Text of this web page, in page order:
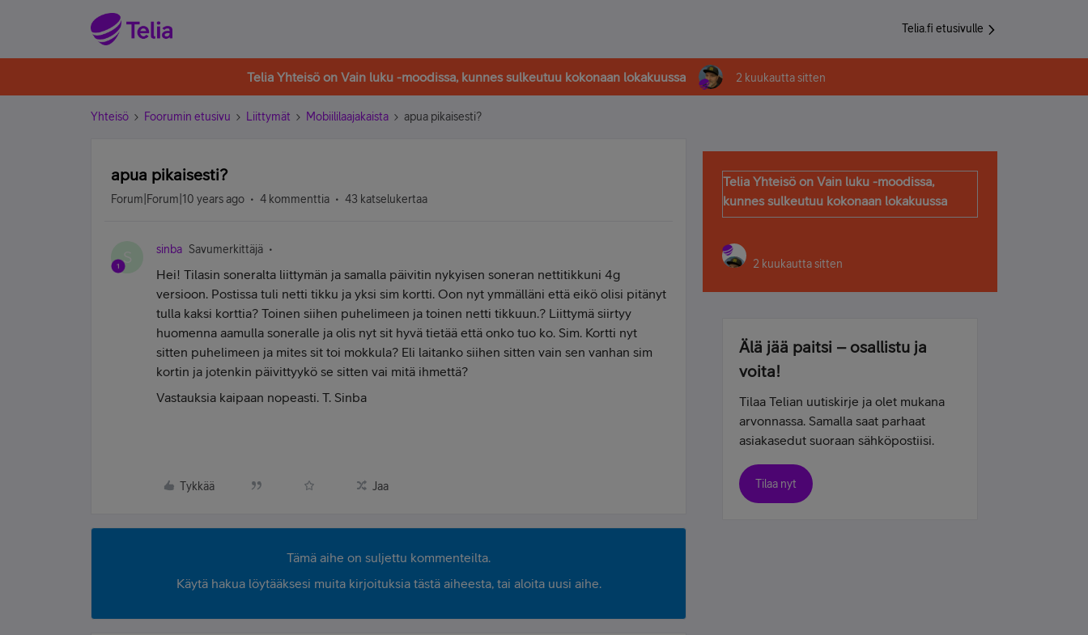
Telia.fi etusivulle
Telia Yhteisö on Vain luku -moodissa, kunnes sulkeutuu kokonaan lokakuussa 2 kuukautta sitten
Yhteisö Foorumin etusivu Liittymät Mobiililaajakaista apua pikaisesti?
apua pikaisesti?
Forum|Forum|10 years ago 4 kommenttia 43 katselukertaa
S sinba Savumerkittäjä
Hei! Tilasin soneralta liittymän ja samalla päivitin nykyisen soneran nettitikkuni 4g
versioon. Postissa tuli netti tikku ja yksi sim kortti. Oon nyt ymmälläni että eikö olisi pitänyt
tulla kaksi korttia? Toinen siihen puhelimeen ja toinen netti tikkuun.? Liittymä siirtyy
huomenna aamulla soneralle ja olis nyt sit hyvä tietää että onko tuo ko. Sim. Kortti nyt
sitten puhelimeen ja mites sit toi mokkula? Eli laitanko siihen sitten vain sen vanhan sim
kortin ja jotenkin päivittyykö se sitten vai mitä ihmettä?
Vastauksia kaipaan nopeasti. T. Sinba
Tykkää Jaa
Tämä aihe on suljettu kommenteilta.
Käytä hakua löytääksesi muita kirjoituksia tästä aiheesta, tai aloita uusi aihe.
Telia Yhteisö on Vain luku -moodissa,
kunnes sulkeutuu kokonaan lokakuussa
2 kuukautta sitten
Älä jää paitsi – osallistu ja
voita!
Tilaa Telian uutiskirje ja olet mukana
arvonnassa. Samalla saat parhaat
asiakasedut suoraan sähköpostiisi.
Tilaa nyt